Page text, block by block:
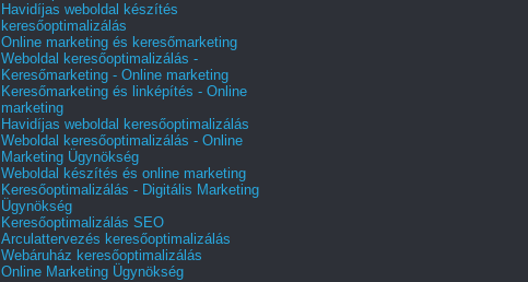
Havidíjas weboldal készítés
keresőoptimalizálás
Online marketing és keresőmarketing
Weboldal keresőoptimalizálás -
Keresőmarketing - Online marketing
Keresőmarketing és linképítés - Online
marketing
Havidíjas weboldal keresőoptimalizálás
Weboldal keresőoptimalizálás - Online
Marketing Ügynökség
Weboldal készítés és online marketing
Keresőoptimalizálás - Digitális Marketing
Ügynökség
Keresőoptimalizálás SEO
Arculattervezés keresőoptimalizálás
Webáruház keresőoptimalizálás
Online Marketing Ügynökség